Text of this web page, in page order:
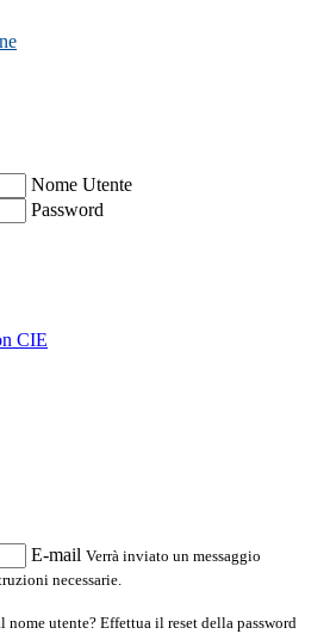
Nome Utente
Password
CIE
E-mail Verrà inviato un messaggio
necessarie.
nome utente? Effettua il reset della password